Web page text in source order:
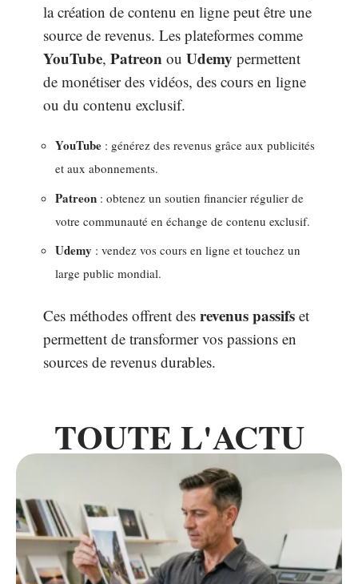
la création de contenu en ligne peut être une
source de revenus. Les plateformes comme
YouTube, Patreon ou Udemy permettent
de monétiser des vidéos, des cours en ligne
ou du contenu exclusif.
YouTube : générez des revenus grâce aux publicités
et aux abonnements.
Patreon : obtenez un soutien financier régulier de
votre communauté en échange de contenu exclusif.
Udemy : vendez vos cours en ligne et touchez un
large public mondial.
Ces méthodes offrent des revenus passifs et
permettent de transformer vos passions en
sources de revenus durables.
TOUTE L'ACTU